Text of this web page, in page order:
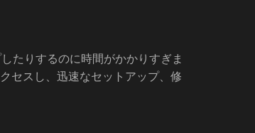
たりするのに時間がかかりすぎま
セスし、迅速なセットアップ、修